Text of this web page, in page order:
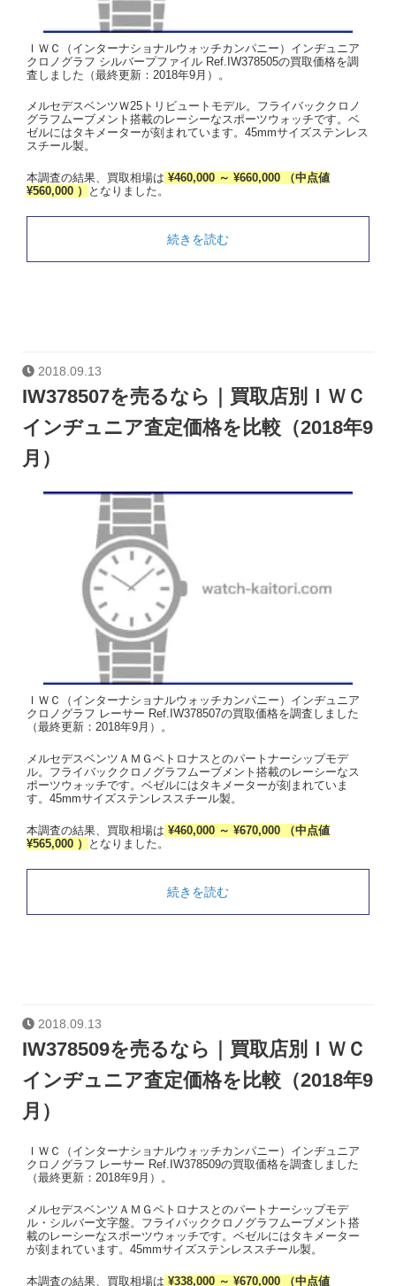
ＩＷＣ（インターナショナルウォッチカンパニー）インヂュニア
クロノグラフ シルバープファイル Ref.IW378505の買取価格を調
査しました（最終更新：2018年9月）。
メルセデスベンツＷ25トリビュートモデル。フライバッククロノ
グラフムーブメント搭載のレーシーなスポーツウォッチです。ベ
ゼルにはタキメーターが刻まれています。45mmサイズステンレス
スチール製。
本調査の結果、買取相場は ¥460,000 ～ ¥660,000 （中点値
¥560,000 ）
となりました。
続きを読む
2018.09.13
IW378507を売るなら｜買取店別ＩＷＣ
インヂュニア査定価格を比較（2018年9
月）
ＩＷＣ（インターナショナルウォッチカンパニー）インヂュニア
クロノグラフ レーサー Ref.IW378507の買取価格を調査しました
（最終更新：2018年9月）。
メルセデスベンツＡＭＧペトロナスとのパートナーシップモデ
ル。フライバッククロノグラフムーブメント搭載のレーシーなス
ポーツウォッチです。ベゼルにはタキメーターが刻まれていま
す。45mmサイズステンレススチール製。
本調査の結果、買取相場は ¥460,000 ～ ¥670,000 （中点値
¥565,000 ）
となりました。
続きを読む
2018.09.13
IW378509を売るなら｜買取店別ＩＷＣ
インヂュニア査定価格を比較（2018年9
月）
ＩＷＣ（インターナショナルウォッチカンパニー）インヂュニア
クロノグラフ レーサー Ref.IW378509の買取価格を調査しました
（最終更新：2018年9月）。
メルセデスベンツＡＭＧペトロナスとのパートナーシップモデ
ル・シルバー文字盤。フライバッククロノグラフムーブメント搭
載のレーシーなスポーツウォッチです。ベゼルにはタキメーター
が刻まれています。45mmサイズステンレススチール製。
本調査の結果、買取相場は ¥338,000 ～ ¥670,000 （中点値